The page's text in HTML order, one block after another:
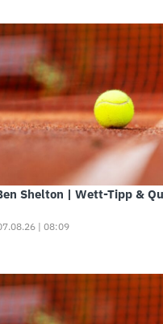
Shelton | Wett-Tipp &
| 08:09